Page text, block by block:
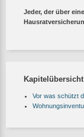
Jeder, der über
Kapitelübersicht
Vor was schützt